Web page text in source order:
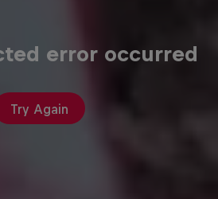
error occurred
Try Again